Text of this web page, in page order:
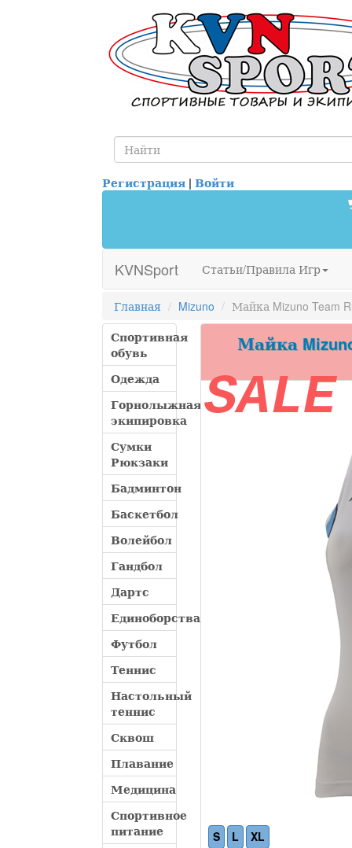
Регистрация | Войти
KVNSport Статьи/Правила Игр
Главная Mizuno
Майка Mizuno Team
Спортивная
обувь
Одежда
Горнолыжная
экипировка
Сумки
Рюкзаки
Бадминтон
Баскетбол
Волейбол
Гандбол
Дартс
Единоборства
Футбол
Теннис
Настольный
теннис
Сквош
Плавание
Медицина
Спортивное
питание
Майка
SALE
S L XL